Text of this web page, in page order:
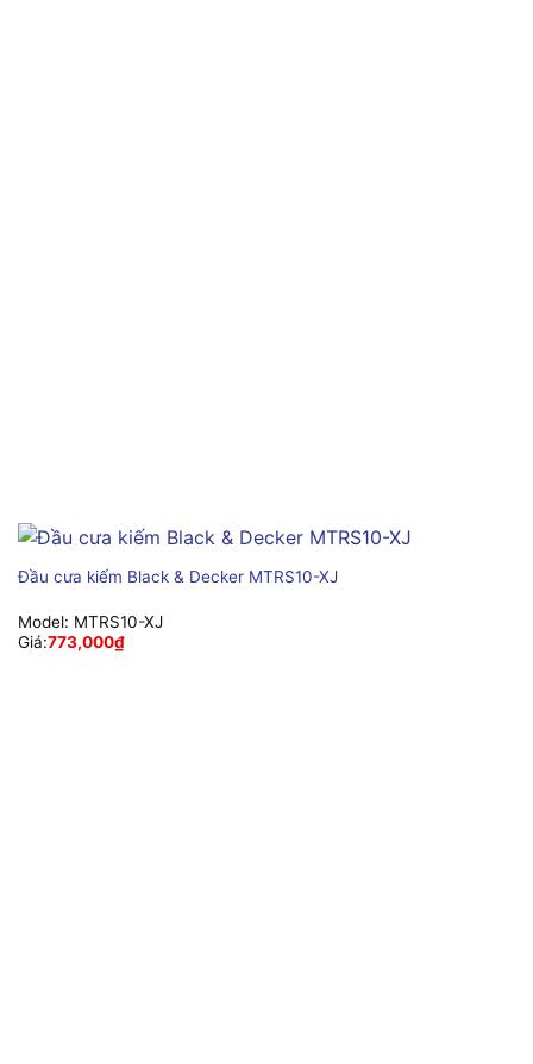
Đầu cưa kiếm Black & Decker MTRS10-XJ
Model: MTRS10-XJ
Giá:773,000₫